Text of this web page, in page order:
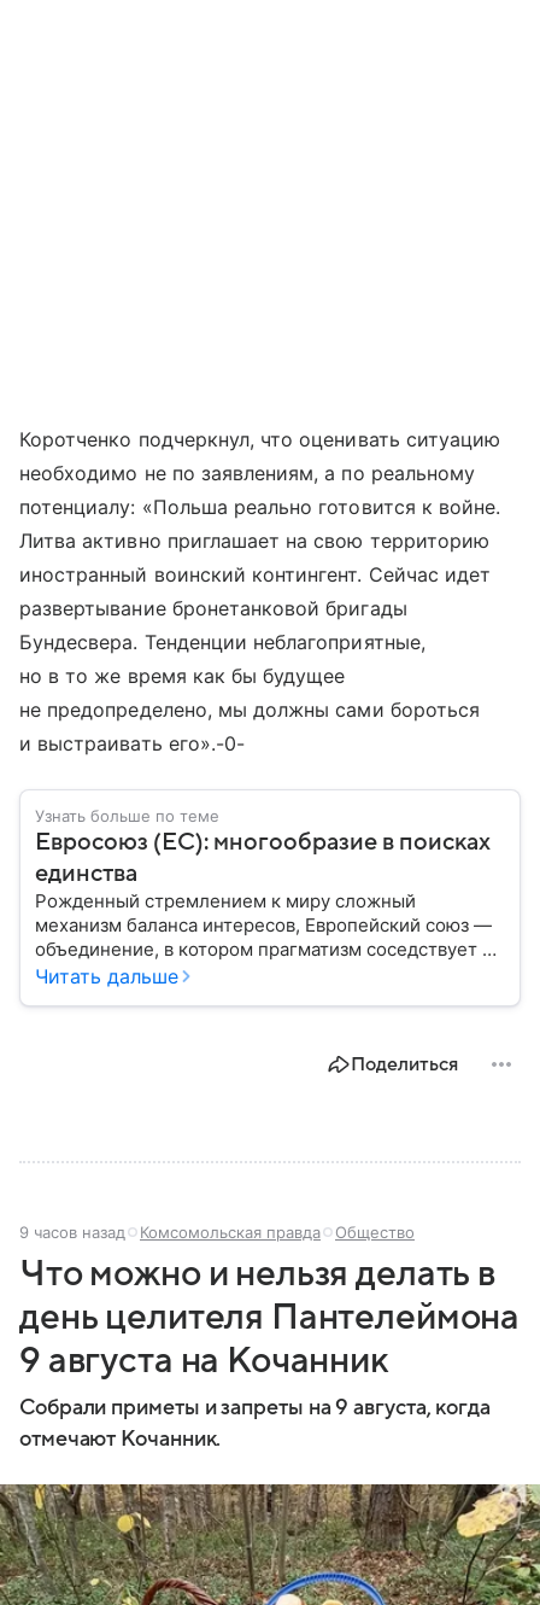
Коротченко подчеркнул, что оценивать ситуацию
необходимо не по заявлениям, а по реальному
потенциалу: «Польша реально готовится к войне.
Литва активно приглашает на свою территорию
иностранный воинский контингент. Сейчас идет
развертывание бронетанковой бригады
Бундесвера. Тенденции неблагоприятные,
но в то же время как бы будущее
не предопределено, мы должны сами бороться
и выстраивать его».-0-
Узнать больше по теме
Евросоюз (ЕС): многообразие в поисках
единства
Рожденный стремлением к миру сложный
механизм баланса интересов, Европейский союз —
объединение, в котором прагматизм соседствует с
идеализмом. Амбициозный проект превратил
Читать дальше
Поделиться
9 часов назад Комсомольская правда Общество
Что можно и нельзя делать в
день целителя Пантелеймона
9 августа на Кочанник
Собрали приметы и запреты на 9 августа, когда
отмечают Кочанник.